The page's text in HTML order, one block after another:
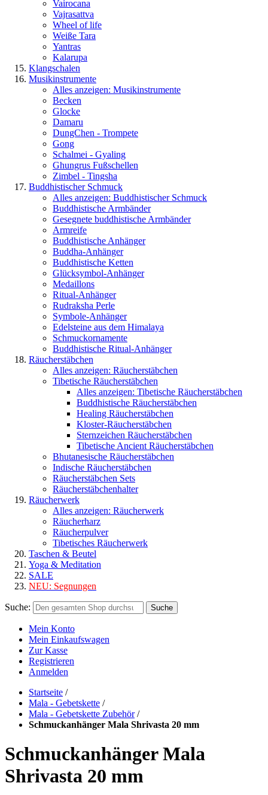
Vairocana
Vajrasattva
Wheel of life
Weiße Tara
Yantras
Kalarupa
Klangschalen
Musikinstrumente
Alles anzeigen: Musikinstrumente
Becken
Glocke
Damaru
DungChen - Trompete
Gong
Schalmei - Gyaling
Ghungrus Fußschellen
Zimbel - Tingsha
Buddhistischer Schmuck
Alles anzeigen: Buddhistischer Schmuck
Buddhistische Armbänder
Gesegnete buddhistische Armbänder
Armreife
Buddhistische Anhänger
Buddha-Anhänger
Buddhistische Ketten
Glücksymbol-Anhänger
Medaillons
Ritual-Anhänger
Rudraksha Perle
Symbole-Anhänger
Edelsteine aus dem Himalaya
Schmuckornamente
Buddhistische Ritual-Anhänger
Räucherstäbchen
Alles anzeigen: Räucherstäbchen
Tibetische Räucherstäbchen
Alles anzeigen: Tibetische Räucherstäbchen
Buddhistische Räucherstäbchen
Healing Räucherstäbchen
Kloster-Räucherstäbchen
Sternzeichen Räucherstäbchen
Tibetische Ancient Räucherstäbchen
Bhutanesische Räucherstäbchen
Indische Räucherstäbchen
Räucherstäbchen Sets
Räucherstäbchenhalter
Räucherwerk
Alles anzeigen: Räucherwerk
Räucherharz
Räucherpulver
Tibetisches Räucherwerk
Taschen & Beutel
Yoga & Meditation
SALE
NEU: Segnungen
Suche: Suche
Mein Konto
Mein Einkaufswagen
Zur Kasse
Registrieren
Anmelden
Startseite /
Mala - Gebetskette /
Mala - Gebetskette Zubehör /
Schmuckanhänger Mala Shrivasta 20 mm
Schmuckanhänger Mala
Shrivasta 20 mm